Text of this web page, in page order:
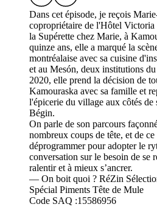
Dans cet épisode, je reçois
copropriétaire de l'Hôtel Victoria
la Supérette chez Marie, à
quinze ans, elle a marqué la
montréalaise avec sa cuisine
et au Mesón, deux institutions
2020, elle prend la décision de
Kamouraska avec sa famille et
l'épicerie du village aux côtés
Bégin.
On parle de son parcours
nombreux coups de tête, et de
déprogrammer pour adopter le
conversation sur le besoin de se
ralentir et à mieux s’ancrer.
— On boit quoi ? RéZin
Spécial Piments Tête de Mule
Code SAQ :15586956